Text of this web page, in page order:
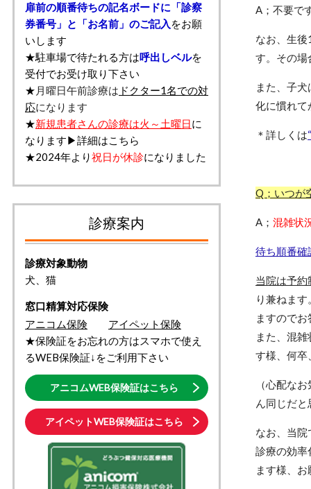
A；不要で
なお、生
す。その場
また、子
化に慣れて
＊詳しくは
Q；いつが
A； 混雑状
待ち順番確
当院は予約
り兼ねます
ま
また、 混雑
す様、何卒
（心配な
ん同じだ
なお、 当院
診療の効
ます様、
扉前の順番待ちの記名ボードに「診察
券番号」と「お名前」のご記入 をお願
いします
★駐車場で待たれる方は呼出しベルを
受付でお受け取り下さい
★ 月曜日午前診療は ドクター1名での対
応になります
★新規患者さんの診療は火～土曜日に
なります▶詳細はこちら
★2024年より祝日が休診になりました
診療案内
診療対象動物
犬、猫
窓口精算対応保険
アニコム保険
アイペット保険
★保険証をお忘れの方はスマホで使え
るWEB保険証↓をご利用下さい
アニコムWEB保険証はこちら
アイペットWEB保険証はこちら